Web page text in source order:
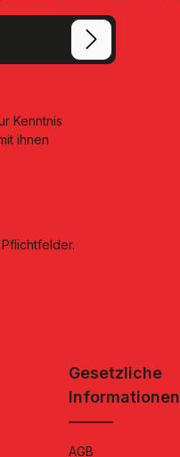
Kenntnis
ihnen
Gesetzliche
Informationen
AGB